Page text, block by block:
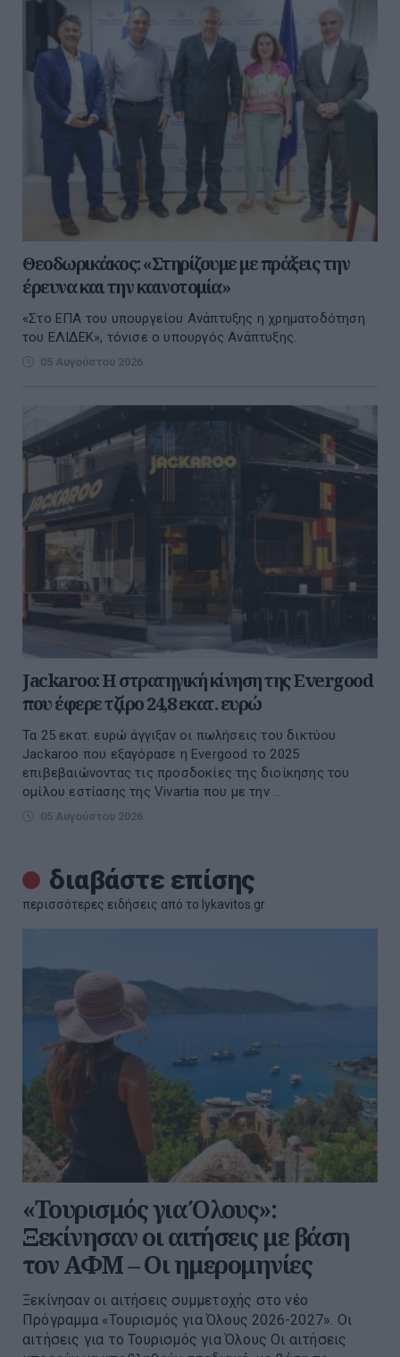
Θεοδωρικάκος: «Στηρίζουμε με πράξεις την
έρευνα και την καινοτομία»
«Στο ΕΠΑ του υπουργείου Ανάπτυξης η χρηματοδότηση
του ΕΛΙΔΕΚ», τόνισε ο υπουργός Ανάπτυξης.
05 Αυγούστου 2026
Jackaroo: Η στρατηγική κίνηση της Evergood
που έφερε τζίρο 24,8 εκατ. ευρώ
Τα 25 εκατ. ευρώ άγγιξαν οι πωλήσεις του δικτύου
Jackaroo που εξαγόρασε η Evergood το 2025
επιβεβαιώνοντας τις προσδοκίες της διοίκησης του
ομίλου εστίασης της Vivartia που με την ...
05 Αυγούστου 2026
διαβάστε επίσης
περισσότερες ειδήσεις από το lykavitos.gr
«Τουρισμός για Όλους»:
Ξεκίνησαν οι αιτήσεις με βάση
τον ΑΦΜ – Οι ημερομηνίες
Ξεκίνησαν οι αιτήσεις συμμετοχής στο νέο
Πρόγραμμα «Τουρισμός για Όλους 2026-2027». Οι
αιτήσεις για το Τουρισμός για Όλους Οι αιτήσεις